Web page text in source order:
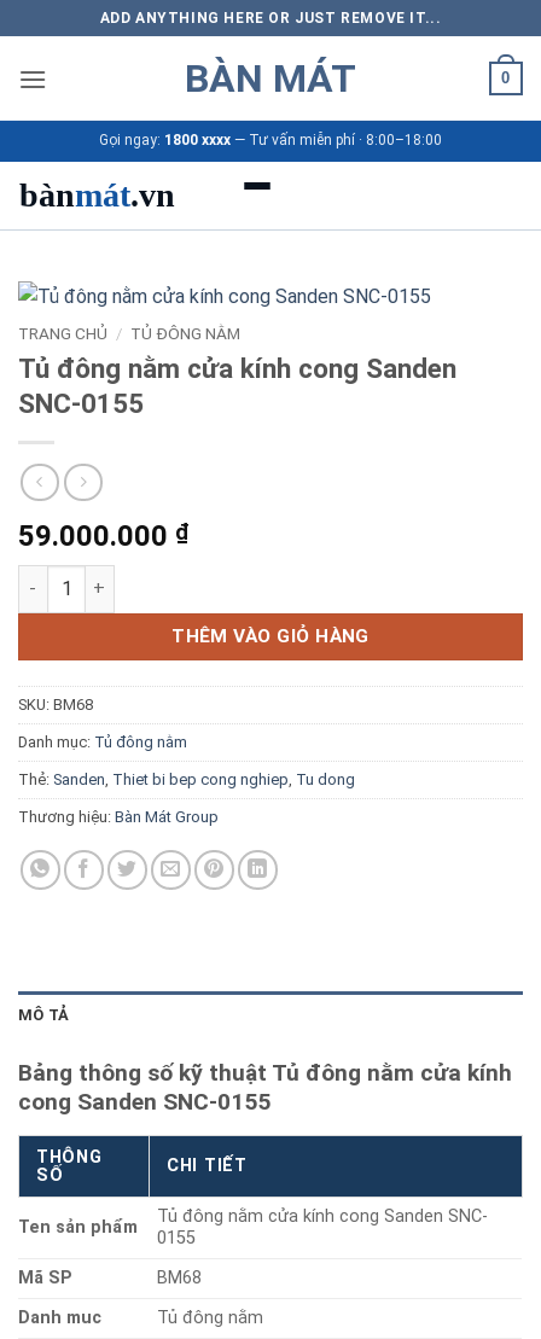
qua
nội
ADD ANYTHING HERE OR JUST REMOVE IT...
BÀN MÁT 0
Gọi ngay: 1800 xxxx — Tư vấn miễn phí · 8:00–18:00
bànmát.vn
Sản phẩm
Thương hiệu
Bảng giá 2026
Ứng dụng
Blog kiến thức
TRANG CHỦ / TỦ ĐÔNG NẰM
Tủ đông nằm cửa kính cong Sanden
SNC-0155
59.000.000 ₫
Tủ đông nằm cửa kính cong Sanden SNC-0155 số lượng
THÊM VÀO GIỎ HÀNG
SKU: BM68
Danh mục: Tủ đông nằm
Thẻ: Sanden Thiet bi bep cong nghiep Tu dong
Thương hiệu: Bàn Mát Group
MÔ TẢ
Bảng thông số kỹ thuật Tủ đông nằm cửa kính
cong Sanden SNC-0155
THÔNG
SỐ
CHI TIẾT
Ten sản phẩm
Tủ đông nằm cửa kính cong Sanden SNC-
0155
Mã SP
BM68
Danh muc
Tủ đông nằm